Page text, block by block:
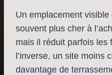
Un emplacement
souvent plus cher à
mais il réduit parfois les
l’inverse, un site moins
davantage de